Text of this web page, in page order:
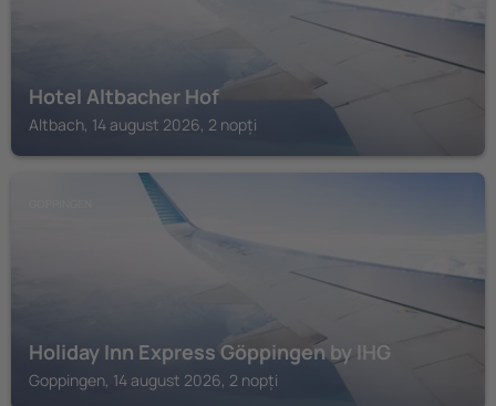
Hotel Altbacher Hof
Altbach, 14 august 2026, 2 nopți
Holiday Inn Express Göppingen by IHG
Goppingen, 14 august 2026, 2 nopți